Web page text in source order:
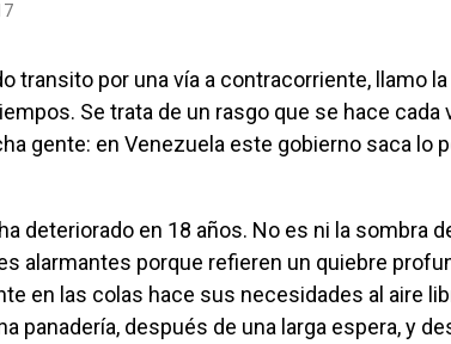
Se trata de un rasgo que se hace cada
gente: en Venezuela este gobierno saca lo
alarmantes porque refieren un quiebre
en las colas hace sus necesidades al aire
panadería, después de una larga espera, y